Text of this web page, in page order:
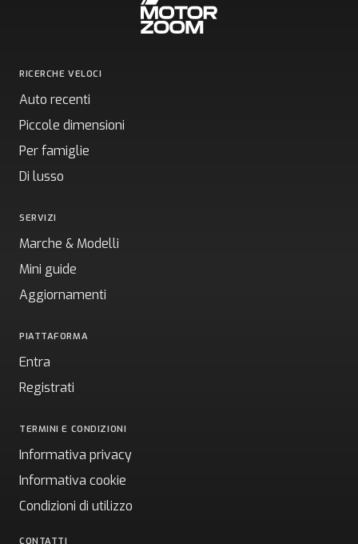
RICERCHE VELOCI
Auto recenti
Piccole dimensioni
Per famiglie
Di lusso
SERVIZI
Marche & Modelli
Mini guide
Aggiornamenti
PIATTAFORMA
Entra
Registrati
TERMINI E CONDIZIONI
Informativa privacy
Informativa cookie
Condizioni di utilizzo
CONTATTI